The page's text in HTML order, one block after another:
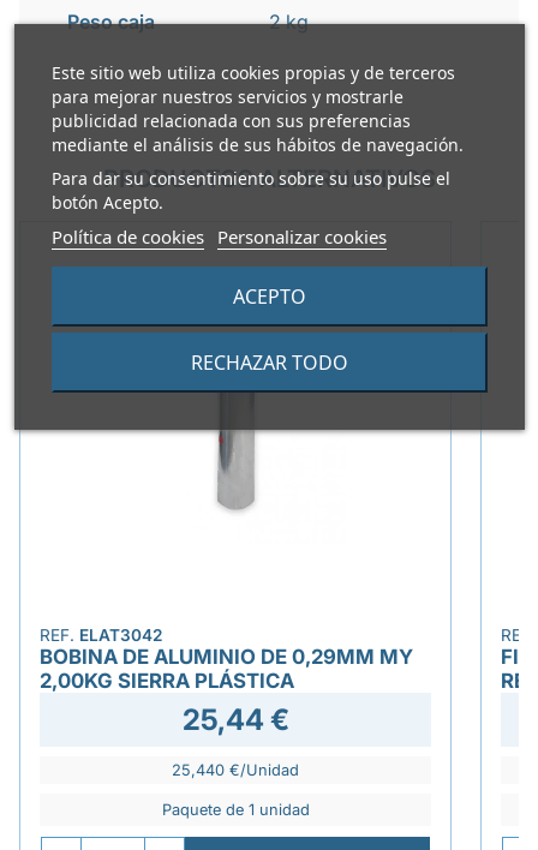
Este sitio web utiliza cookies propias y de terceros
para mejorar nuestros servicios y mostrarle
publicidad relacionada con sus preferencias
mediante el análisis de sus hábitos de navegación.
Para dar su consentimiento sobre su uso pulse el
botón Acepto.
Política de cookies Personalizar cookies
RECHAZAR TODO
ACEPTO
Peso caja 2 kg
PRODUCTOS ALTERNATIVOS
REF. ELAT3042
BOBINA DE ALUMINIO DE 0,29MM MY
2,00KG SIERRA PLÁSTICA
25,44 €
25,440 €/Unidad
Paquete de 1 unidad